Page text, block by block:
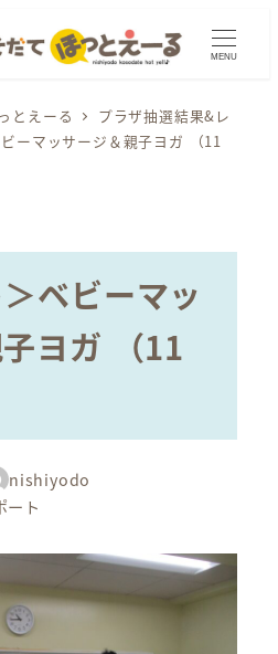
MENU
とえーる
プラザ抽選結果&レ
ーマッサージ＆親子ヨガ （11
ベビーマッ
ヨガ （11
nishiyodo
ート